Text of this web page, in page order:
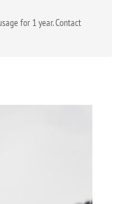
for 1 year. Contact